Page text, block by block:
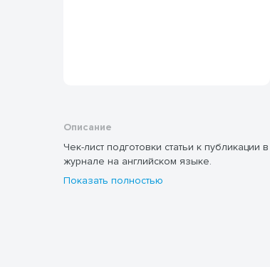
Описание
Чек-лист подготовки статьи к публикации в
журнале на английском языке.
Показать полностью